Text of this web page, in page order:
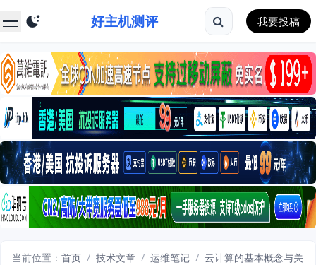
好主机测评 我要投稿
当前位置： 首页 / 技术文章 / 运维笔记 / 云计算的基本概念与关